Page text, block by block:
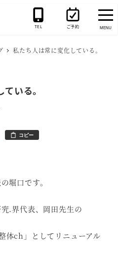
TEL ご予約 MENU
私たち人は常に変化している。
いる。
コピー
堀口です。
.界代表、岡田先生の
体ch」としてリニューアル